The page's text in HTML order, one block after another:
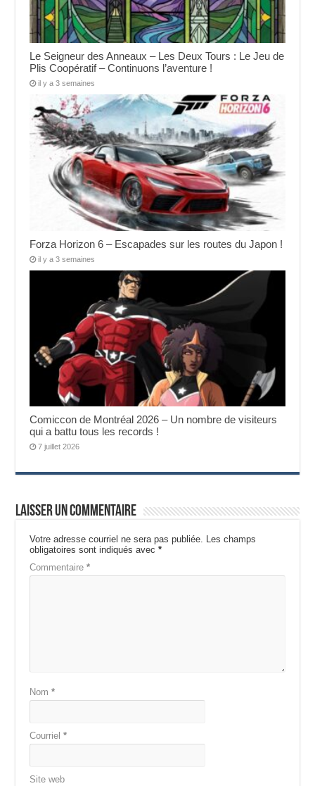
Le Seigneur des Anneaux – Les Deux Tours : Le Jeu de
Plis Coopératif – Continuons l’aventure !
il y a 3 semaines
Forza Horizon 6 – Escapades sur les routes du Japon !
il y a 3 semaines
Comiccon de Montréal 2026 – Un nombre de visiteurs
qui a battu tous les records !
7 juillet 2026
Laisser un commentaire
Votre adresse courriel ne sera pas publiée. Les champs
obligatoires sont indiqués avec*
Commentaire*
Nom*
Courriel*
Site web